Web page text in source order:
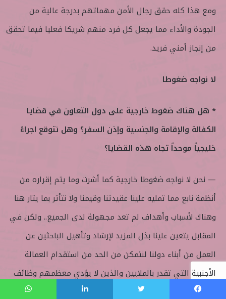
ومع هذا كله حقق رجال الأمن مهماتهم بدرجة عالية من
الجودة والأداء مما يجعل كل فرد منهم شريكا فعليا فيما تحقق
من إنجاز أمني فريد.
لا نواجه ضغوطا
* هل هناك ضغوط خارجية على دول التعاون في قضايا
الكفالة والإقامة والجنسية وإذن السفر؟ وهل نتوقع اجراءً
خليجياً موحداً تجاه هذه القضايا؟
— نحن لا نواجه ضغوطا خارجية كما أشرت وما يتم إقراره من
أنظمة نابع مما تمليه علينا عقيدتنا وقيمنا ولا نتأثر بما يثار هنا
وهناك لأسباب وأهداف لم تعد مجهولة لدى الجميع.. ولكن في
المقابل يتعين علينا بذل المزيد لإرشاد وتأهيل الباحثين عن
العمل من أبناء دولنا لنتمكن من الحد من استقدام العمالة
الأجنبية التي تقدر بالملايين والذين لا يؤدي معظمهم وظائف
أو أعمالا تحتاج لخبرات عالية وبالإمكان أن يؤديها المدركون